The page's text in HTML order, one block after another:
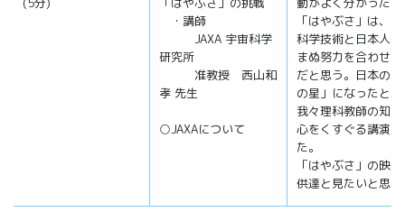
・講師
JAXA 宇宙科学
研究所
准教授 西山和
孝 先生
○JAXAについて
「はやぶさ」は、
科学技術と日本人
まぬ努力を合わせ
だと思う。日本の
の星」になったと
我々理科教師の知
心をくすぐる講演
た。
「はやぶさ」の映
供達と見たいと思